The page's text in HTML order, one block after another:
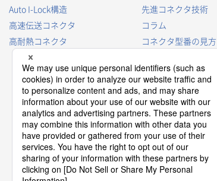
Auto I-Lock構造
高速伝送コネクタ
高耐熱コネクタ
先進コネクタ技術
コラム
コネクタ型番の見方
プロダクトガイド
コネクタ選択ガイド